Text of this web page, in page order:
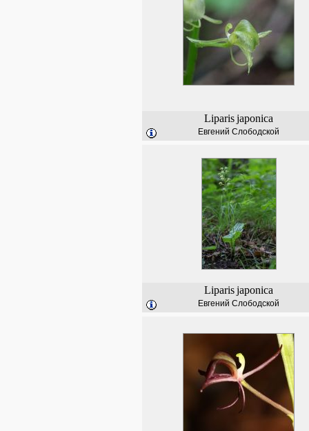
Liparisjaponica
Евгений Слободской
Liparisjaponica
Евгений Слободской